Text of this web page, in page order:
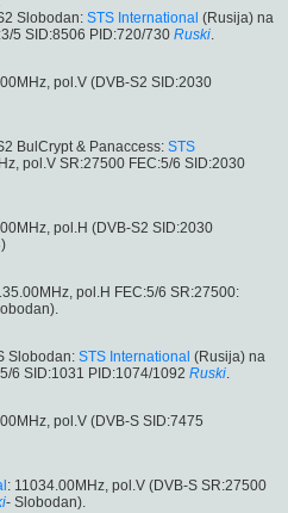
Slobodan: STS International (Rusija) na
5 SID:8506 PID:720/730 Ruski.
pol.V (DVB-S2 SID:2030
BulCrypt & Panaccess: STS
pol.V SR:27500 FEC:5/6 SID:2030
pol.H (DVB-S2 SID:2030
pol.H FEC:5/6 SR:27500:
Slobodan: STS International (Rusija) na
6 SID:1031 PID:1074/1092 Ruski.
pol.V (DVB-S SID:7475
: 11034.00MHz, pol.V (DVB-S SR:27500
- Slobodan).